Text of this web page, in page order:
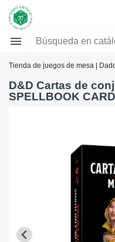

Tienda de juegos de mesa |
D&D Cartas de
SPELLBOOK